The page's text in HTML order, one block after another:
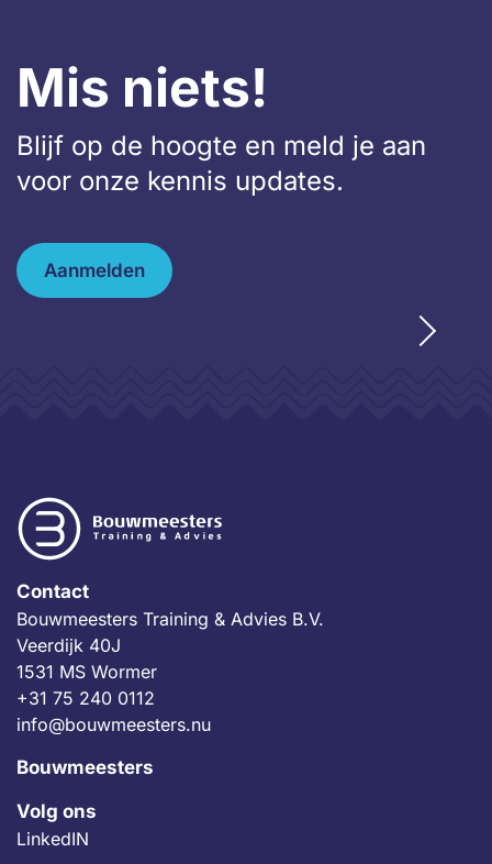
Mis niets!
Blijf op de hoogte en meld je aan
voor onze kennis updates.
Aanmelden
Contact
Bouwmeesters Training & Advies B.V.
Veerdijk 40J
1531 MS Wormer
+31 75 240 0112
info@bouwmeesters.nu
Bouwmeesters
Volg ons
LinkedIN